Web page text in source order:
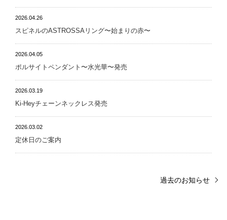
2026.04.26
スピネルのASTROSSAリング〜始まりの赤〜
2026.04.05
ポルサイトペンダント〜水光華〜発売
2026.03.19
Ki-Heyチェーンネックレス発売
2026.03.02
定休日のご案内
過去のお知らせ